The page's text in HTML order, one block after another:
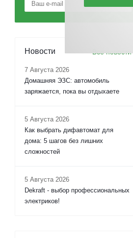
Новости Все новости
7 Августа 2026
Домашняя ЭЗС: автомобиль
заряжается, пока вы отдыхаете
5 Августа 2026
Как выбрать дифавтомат для
дома: 5 шагов без лишних
сложностей
5 Августа 2026
Dekraft - выбор профессиональных
электриков!